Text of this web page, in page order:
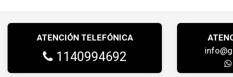
ATENCIÓN TELEFÓNICA
1140994692